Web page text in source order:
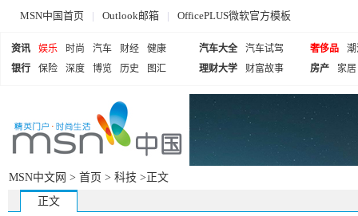
MSN中国首页 | Outlook邮箱 | OfficePLUS微软官方模板
资讯 娱乐 时尚 汽车 财经
健康
银行
保险 深度 博览 历史 图汇
汽车大全
汽车试驾
理财大学
财富故事
奢侈品
房产
家居
MSN中文网 > 首页 > 科技 >正文
正文